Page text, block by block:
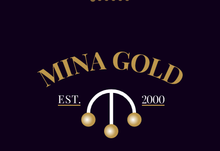
ιστορία, με μια θητεία που διήρκεσε σχεδόν 60
χρόνια. Κατά τη διάρκεια αυτής της θητείας, η
Μεγάλη Βρετανία εξελίχθηκε σε μια ισχυρή
δύναμη στη διεθνή σκηνή, και ο Γεώργιος III
προσπάθησε να διατηρήσει την επιρροή του
στα γεγονότα της εποχής του.
Ωστόσο, οι απόψεις του Γεωργίου III ήταν συχνά